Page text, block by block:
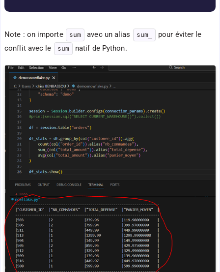
Note : on importe sum avec un alias sum_
pour éviter le
conflit avec le
sum natif de Python.